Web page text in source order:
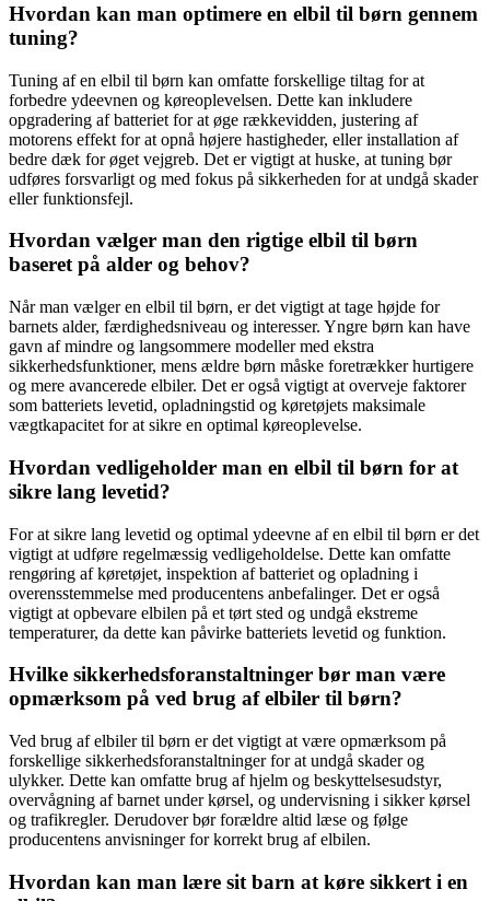
Hvordan kan man optimere en elbil til børn gennem
tuning?
Tuning af en elbil til børn kan omfatte forskellige tiltag for at
forbedre ydeevnen og køreoplevelsen. Dette kan inkludere
opgradering af batteriet for at øge rækkevidden, justering af
motorens effekt for at opnå højere hastigheder, eller installation af
bedre dæk for øget vejgreb. Det er vigtigt at huske, at tuning bør
udføres forsvarligt og med fokus på sikkerheden for at undgå skader
eller funktionsfejl.
Hvordan vælger man den rigtige elbil til børn
baseret på alder og behov?
Når man vælger en elbil til børn, er det vigtigt at tage højde for
barnets alder, færdighedsniveau og interesser. Yngre børn kan have
gavn af mindre og langsommere modeller med ekstra
sikkerhedsfunktioner, mens ældre børn måske foretrækker hurtigere
og mere avancerede elbiler. Det er også vigtigt at overveje faktorer
som batteriets levetid, opladningstid og køretøjets maksimale
vægtkapacitet for at sikre en optimal køreoplevelse.
Hvordan vedligeholder man en elbil til børn for at
sikre lang levetid?
For at sikre lang levetid og optimal ydeevne af en elbil til børn er det
vigtigt at udføre regelmæssig vedligeholdelse. Dette kan omfatte
rengøring af køretøjet, inspektion af batteriet og opladning i
overensstemmelse med producentens anbefalinger. Det er også
vigtigt at opbevare elbilen på et tørt sted og undgå ekstreme
temperaturer, da dette kan påvirke batteriets levetid og funktion.
Hvilke sikkerhedsforanstaltninger bør man være
opmærksom på ved brug af elbiler til børn?
Ved brug af elbiler til børn er det vigtigt at være opmærksom på
forskellige sikkerhedsforanstaltninger for at undgå skader og
ulykker. Dette kan omfatte brug af hjelm og beskyttelsesudstyr,
overvågning af barnet under kørsel, og undervisning i sikker kørsel
og trafikregler. Derudover bør forældre altid læse og følge
producentens anvisninger for korrekt brug af elbilen.
Hvordan kan man lære sit barn at køre sikkert i en